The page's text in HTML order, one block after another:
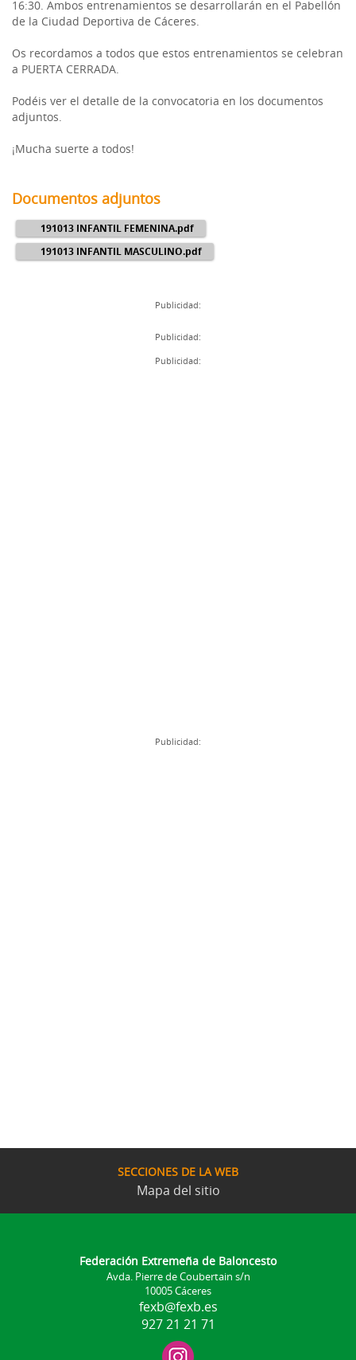
16:30. Ambos entrenamientos se desarrollarán en el Pabellón
de la Ciudad Deportiva de Cáceres.
Os recordamos a todos que estos entrenamientos se celebran
a PUERTA CERRADA.
Podéis ver el detalle de la convocatoria en los documentos
adjuntos.
¡Mucha suerte a todos!
Documentos adjuntos
191013 INFANTIL FEMENINA.pdf
191013 INFANTIL MASCULINO.pdf
Publicidad:
Publicidad:
Publicidad:
Publicidad:
SECCIONES DE LA WEB
Mapa del sitio
Federación Extremeña de Baloncesto
Avda. Pierre de Coubertain s/n
10005 Cáceres
fexb@fexb.es
927 21 21 71